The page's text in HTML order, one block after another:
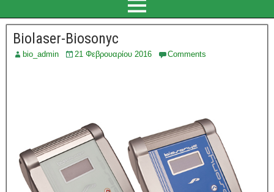
Biolaser-Biosonyc
bio_admin 21 Φεβρουαρίου 2016 Comments